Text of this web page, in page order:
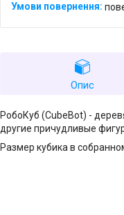
Опис
РобоКуб (CubeBot) -
другие причудливые
Размер кубика в